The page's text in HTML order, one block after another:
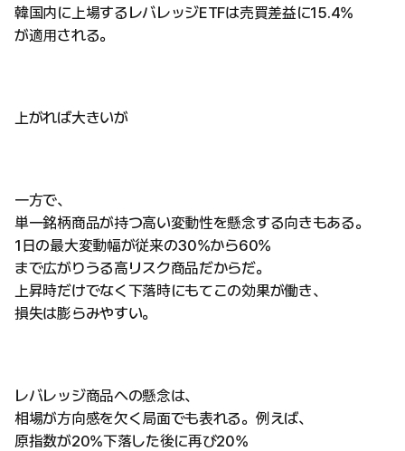
韓国内に上場するレバレッジETFは売買差益に15.4%
が適用される。
上がれば大きいが
一方で、
単一銘柄商品が持つ高い変動性を懸念する向きもある。
1日の最大変動幅が従来の30%から60%
まで広がりうる高リスク商品だからだ。
上昇時だけでなく下落時にもてこの効果が働き、
損失は膨らみやすい。
レバレッジ商品への懸念は、
相場が方向感を欠く局面でも表れる。例えば、
原指数が20%下落した後に再び20%